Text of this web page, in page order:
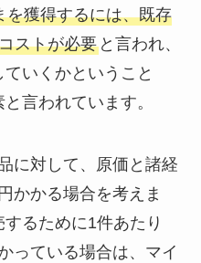
を獲得するには、既存
ストが必要と言われ、
いくかということ
言われています。
に対して、原価と諸経
かかる場合を考えま
るために1件あたり
っている場合は、マイ